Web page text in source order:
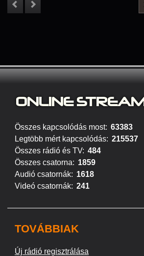
ONLINE STREAM
Összes kapcsolódás most: 63383
Legtöbb mért kapcsolódás: 215537
Összes rádió és TV: 484
Összes csatorna: 1859
Audió csatornák: 1618
Videó csatornák: 241
TOVÁBBIAK
Új rádió regisztrálása